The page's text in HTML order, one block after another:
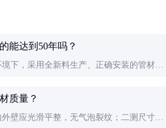
能达到50年吗？
下，采用全新料生产、正确安装的管材，
壤环境等因素影响。
质量？
壁应光滑平整，无气泡裂纹；二测尺寸：